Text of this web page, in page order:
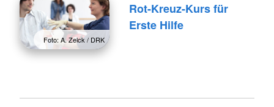
Foto: A. Zelck / DRK
Rot-Kreuz-Kurs für
Erste Hilfe